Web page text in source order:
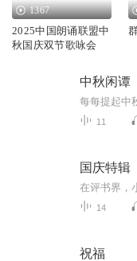
1367
2025中国朗诵联盟中
秋国庆双节歌咏会
中秋闲谭
11
国庆特辑
14
祝福